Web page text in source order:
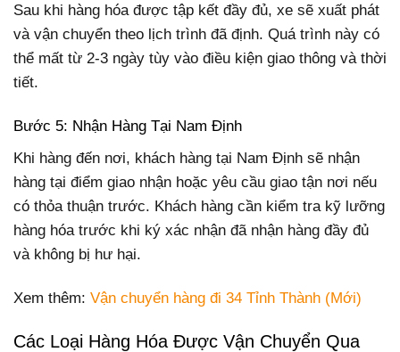
Sau khi hàng hóa được tập kết đầy đủ, xe sẽ xuất phát
và vận chuyển theo lịch trình đã định. Quá trình này có
thể mất từ 2-3 ngày tùy vào điều kiện giao thông và thời
tiết.
Bước 5: Nhận Hàng Tại Nam Định
Khi hàng đến nơi, khách hàng tại Nam Định sẽ nhận
hàng tại điểm giao nhận hoặc yêu cầu giao tận nơi nếu
có thỏa thuận trước. Khách hàng cần kiểm tra kỹ lưỡng
hàng hóa trước khi ký xác nhận đã nhận hàng đầy đủ
và không bị hư hại.
Xem thêm: Vận chuyển hàng đi 34 Tỉnh Thành (Mới)
Các Loại Hàng Hóa Được Vận Chuyển Qua